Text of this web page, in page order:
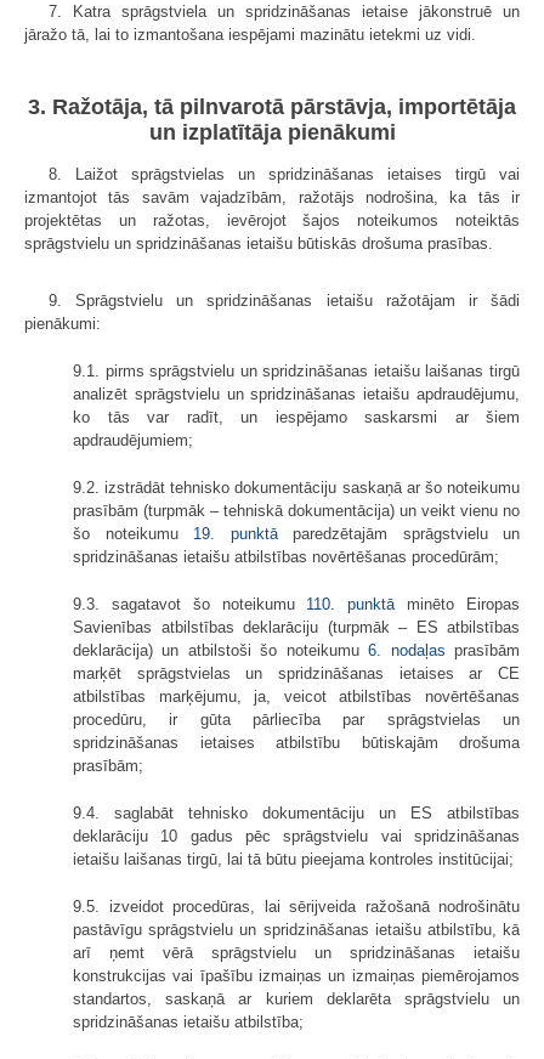
7. Katra sprāgstviela un spridzināšanas ietaise jākonstruē un
jāražo tā, lai to izmantošana iespējami mazinātu ietekmi uz vidi.
3. Ražotāja, tā pilnvarotā pārstāvja, importētāja
un izplatītāja pienākumi
8. Laižot sprāgstvielas un spridzināšanas ietaises tirgū vai
izmantojot tās savām vajadzībām, ražotājs nodrošina, ka tās ir
projektētas un ražotas, ievērojot šajos noteikumos noteiktās
sprāgstvielu un spridzināšanas ietaišu būtiskās drošuma prasības.
9. Sprāgstvielu un spridzināšanas ietaišu ražotājam ir šādi
pienākumi:
9.1. pirms sprāgstvielu un spridzināšanas ietaišu laišanas tirgū
analizēt sprāgstvielu un spridzināšanas ietaišu apdraudējumu,
ko tās var radīt, un iespējamo saskarsmi ar šiem
apdraudējumiem;
9.2. izstrādāt tehnisko dokumentāciju saskaņā ar šo noteikumu
prasībām (turpmāk – tehniskā dokumentācija) un veikt vienu no
šo noteikumu 19. punktāparedzētajām sprāgstvielu un
spridzināšanas ietaišu atbilstības novērtēšanas procedūrām;
9.3. sagatavot šo noteikumu 110. punktāminēto Eiropas
Savienības atbilstības deklarāciju (turpmāk – ES atbilstības
deklarācija) un atbilstoši šo noteikumu6. nodaļas prasībām
marķēt sprāgstvielas un spridzināšanas ietaises ar CE
atbilstības marķējumu, ja, veicot atbilstības novērtēšanas
procedūru, ir gūta pārliecība par sprāgstvielas un
spridzināšanas ietaises atbilstību būtiskajām drošuma
prasībām;
9.4. saglabāt tehnisko dokumentāciju un ES atbilstības
deklarāciju 10 gadus pēc sprāgstvielu vai spridzināšanas
ietaišu laišanas tirgū, lai tā būtu pieejama kontroles institūcijai;
9.5. izveidot procedūras, lai sērijveida ražošanā nodrošinātu
pastāvīgu sprāgstvielu un spridzināšanas ietaišu atbilstību, kā
arī ņemt vērā sprāgstvielu un spridzināšanas ietaišu
konstrukcijas vai īpašību izmaiņas un izmaiņas piemērojamos
standartos, saskaņā ar kuriem deklarēta sprāgstvielu un
spridzināšanas ietaišu atbilstība;